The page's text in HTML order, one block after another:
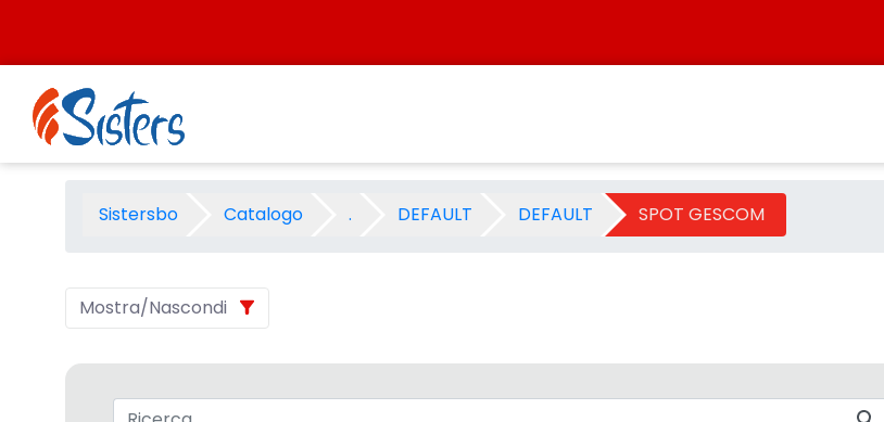
SPOT GESCOM - Categoria - Sistersbo
Sistersbo Catalogo . DEFAULT DEFAULT SPOT GESCOM
Mostra/Nascondi
Barra di ricerca